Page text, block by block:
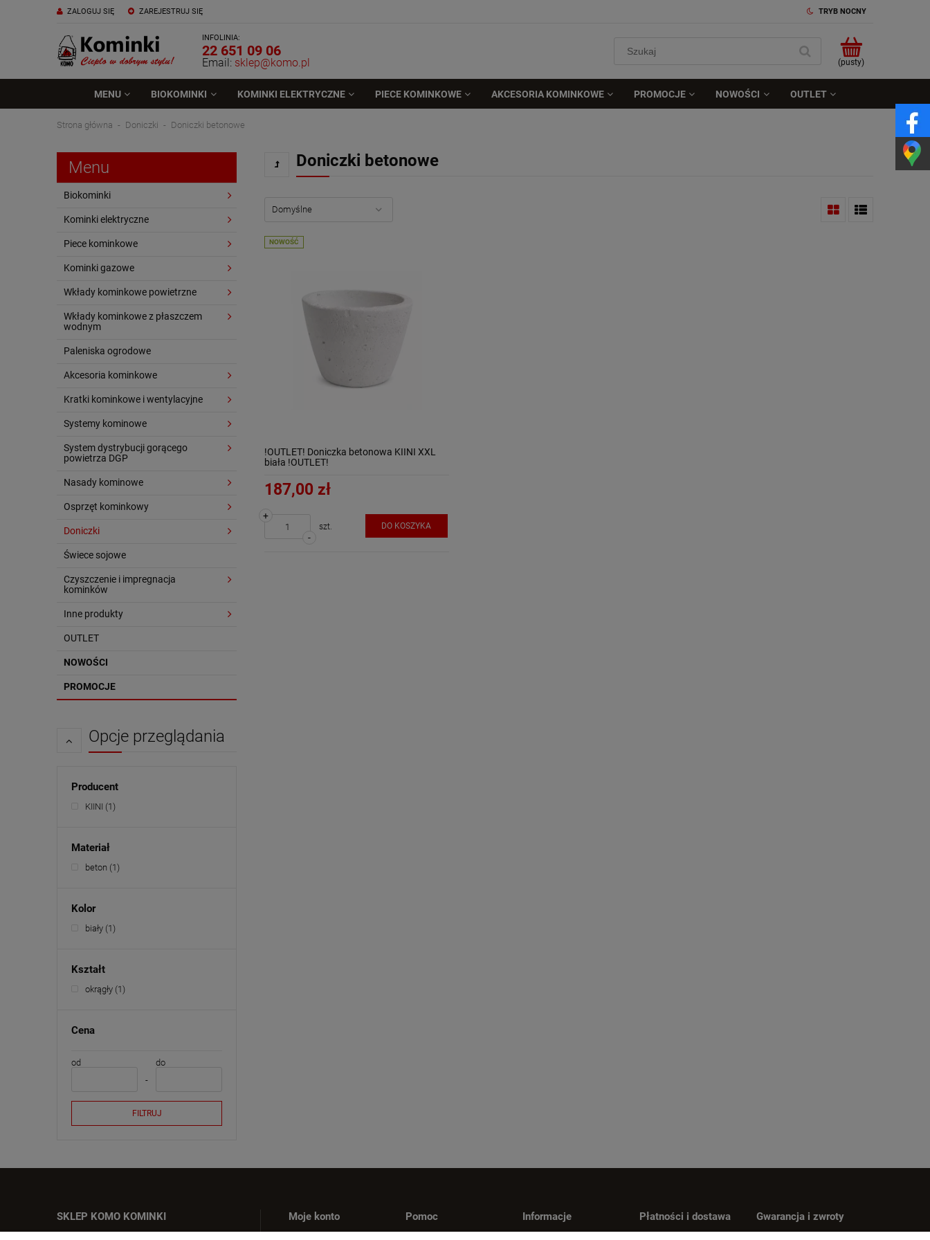
ZAREJESTRUJ SIĘ
ZALOGUJ SIĘ TRYB NOCNY
INFOLINIA:
22 651 09 06
Email: sklep@komo.pl (pusty)
MENU BIOKOMINKI KOMINKI ELEKTRYCZNE PIECE KOMINKOWE AKCESORIA KOMINKOWE PROMOCJE NOWOŚCI OUTLET
Strona główna Doniczki Doniczki betonowe
Menu
Biokominki
Kominki elektryczne
Piece kominkowe
Kominki gazowe
Wkłady kominkowe powietrzne
Wkłady kominkowe z płaszczem
wodnym
Paleniska ogrodowe
Akcesoria kominkowe
Kratki kominkowe i wentylacyjne
Systemy kominowe
System dystrybucji gorącego
powietrza DGP
Nasady kominowe
Osprzęt kominkowy
Doniczki
Świece sojowe
Czyszczenie i impregnacja
kominków
Inne produkty
OUTLET
NOWOŚCI
PROMOCJE
Opcje przeglądania
Producent
KIINI (1)
Materiał
beton (1)
Kolor
biały (1)
Kształt
okrągły (1)
Cena
od do
FILTRUJ
Doniczki betonowe
!OUTLET! Doniczka betonowa KIINI XXL
biała !OUTLET!
187,00 zł
-
+
szt. DO KOSZYKA
NOWOŚĆ
SKLEP KOMO KOMINKI Moje konto Pomoc Informacje Płatności i dostawa Gwarancja i zwroty